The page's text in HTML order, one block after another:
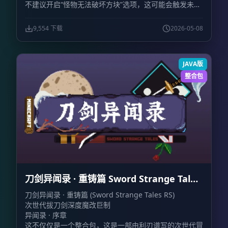
不建议开启“怪物无法破坏方块”选项，这可能会触发未知
MB 。请根据您的电脑配置酌情选择，切勿无脑拉高，过
高的内存分配可能导致游戏无法启动。
9,554 下载 2026-05-08
JAVA版
整合包
刀剑异闻录 · 重铸篇 Sword Strange Tales
RS
刀剑异闻录 · 重铸篇 (Sword Strange Tales RS)
次世代拔刀剑深度魔改巨制
异闻录 · 序章
这不仅仅是一个整合包，这是一部由利刃谱写的次世代冒